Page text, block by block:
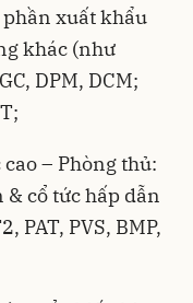
xuất khẩu
khác (như
DPM, DCM;
– Phòng thủ:
cổ tức hấp dẫn
PAT, PVS, BMP,